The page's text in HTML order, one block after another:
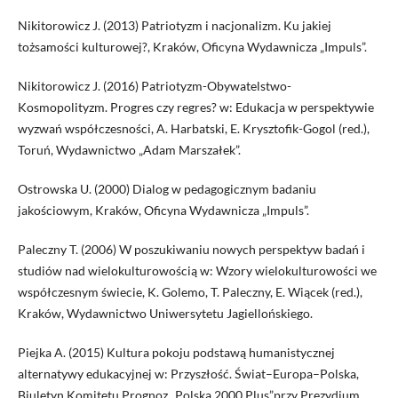
Nikitorowicz J. (2013) Patriotyzm i nacjonalizm. Ku jakiej
tożsamości kulturowej?, Kraków, Oficyna Wydawnicza „Impuls”.
Nikitorowicz J. (2016) Patriotyzm-Obywatelstwo-
Kosmopolityzm. Progres czy regres? w: Edukacja w perspektywie
wyzwań współczesności, A. Harbatski, E. Krysztofik-Gogol (red.),
Toruń, Wydawnictwo „Adam Marszałek”.
Ostrowska U. (2000) Dialog w pedagogicznym badaniu
jakościowym, Kraków, Oficyna Wydawnicza „Impuls”.
Paleczny T. (2006) W poszukiwaniu nowych perspektyw badań i
studiów nad wielokulturowością w: Wzory wielokulturowości we
współczesnym świecie, K. Golemo, T. Paleczny, E. Wiącek (red.),
Kraków, Wydawnictwo Uniwersytetu Jagiellońskiego.
Piejka A. (2015) Kultura pokoju podstawą humanistycznej
alternatywy edukacyjnej w: Przyszłość. Świat–Europa–Polska,
Biuletyn Komitetu Prognoz „Polska 2000 Plus”przy Prezydium